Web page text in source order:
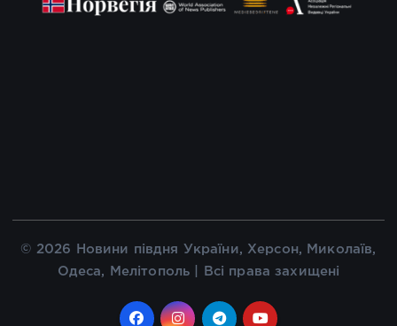
© 2026 Новини півдня України, Херсон, Миколаїв,
Одеса, Мелітополь | Всі права захищені